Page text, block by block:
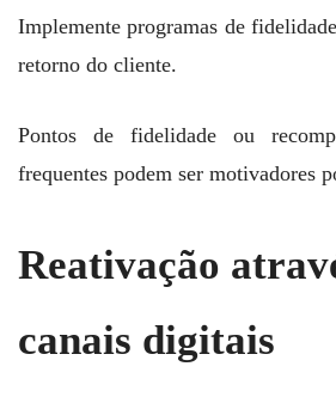
Implemente programas de
retorno do cliente.
Pontos de fidelidade ou
frequentes podem ser motivadores
Reativação
canais digitais